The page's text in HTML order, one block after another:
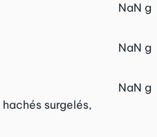
NaN g
NaN g
hachés surgelés,
NaN g